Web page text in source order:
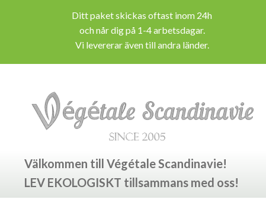
Ditt paket skickas oftast inom 24h
och når dig på 1-4 arbetsdagar.
Vi levererar även till andra länder.
Välkommen till Végétale Scandinavie!
LEV EKOLOGISKT tillsammans med oss!